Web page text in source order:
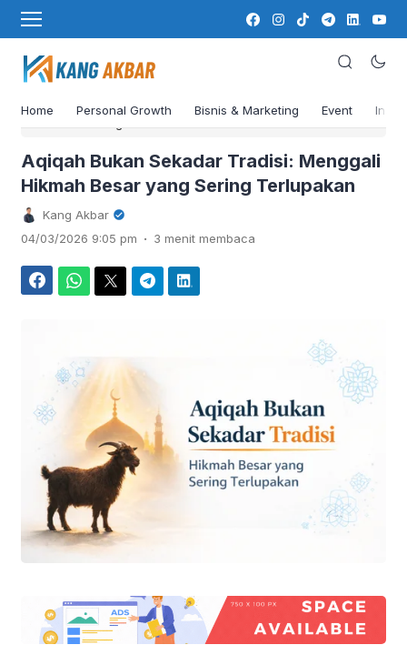
Home Personal Growth Bisnis & Marketing Event
Aqiqah Bukan Sekadar Tradisi: Menggali
Hikmah Besar yang Sering Terlupakan
Kang Akbar
04/03/2026 9:05 pm . 3 menit membaca